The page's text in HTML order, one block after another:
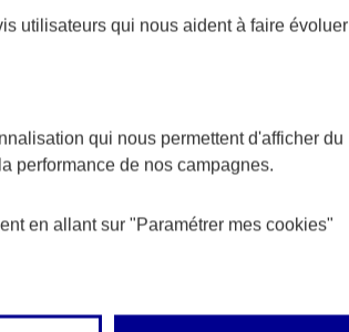
utilisateurs qui nous aident à faire évoluer
qui nous permettent d'afficher du
performance de nos campagnes.
en allant sur "Paramétrer mes cookies"